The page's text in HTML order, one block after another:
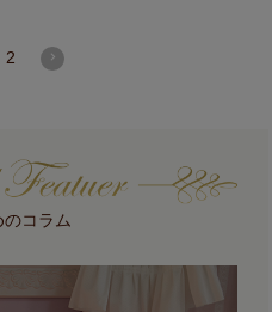
2
コラム